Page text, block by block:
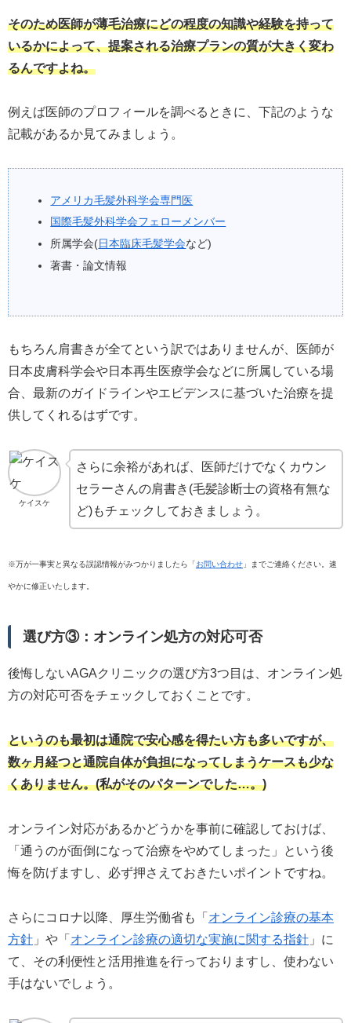
そのため医師が薄毛治療にどの程度の知識や経験を持って
いるかによって、提案される治療プランの質が大きく変わ
るんですよね。
例えば医師のプロフィールを調べるときに、下記のような
記載があるか見てみましょう。
アメリカ毛髪外科学会専門医
国際毛髪外科学会フェローメンバー
所属学会(日本臨床毛髪学会など)
著書・論文情報
もちろん肩書きが全てという訳ではありませんが、医師が
日本皮膚科学会や日本再生医療学会などに所属している場
合、最新のガイドラインやエビデンスに基づいた治療を提
供してくれるはずです。
ケイスケ
さらに余裕があれば、医師だけでなくカウン
セラーさんの肩書き(毛髪診断士の資格有無な
ど)もチェックしておきましょう。
※万が一事実と異なる誤認情報がみつかりましたら「お問い合わせ 」までご連絡ください。速
やかに修正いたします。
選び方③：オンライン処方の対応可否
後悔しないAGAクリニックの選び方3つ目は、オンライン処
方の対応可否をチェックしておくことです。
というのも最初は通院で安心感を得たい方も多いですが、
数ヶ月経つと通院自体が負担になってしまうケースも少な
くありません。(私がそのパターンでした…。)
オンライン対応があるかどうかを事前に確認しておけば、
「通うのが面倒になって治療をやめてしまった」という後
悔を防げますし、必ず押さえておきたいポイントですね。
さらにコロナ以降、厚生労働省も「 オンライン診療の基本
方針 」や「 オンライン診療の適切な実施に関する指針 」に
て、その利便性と活用推進を行っておりますし、使わない
手はないでしょう。